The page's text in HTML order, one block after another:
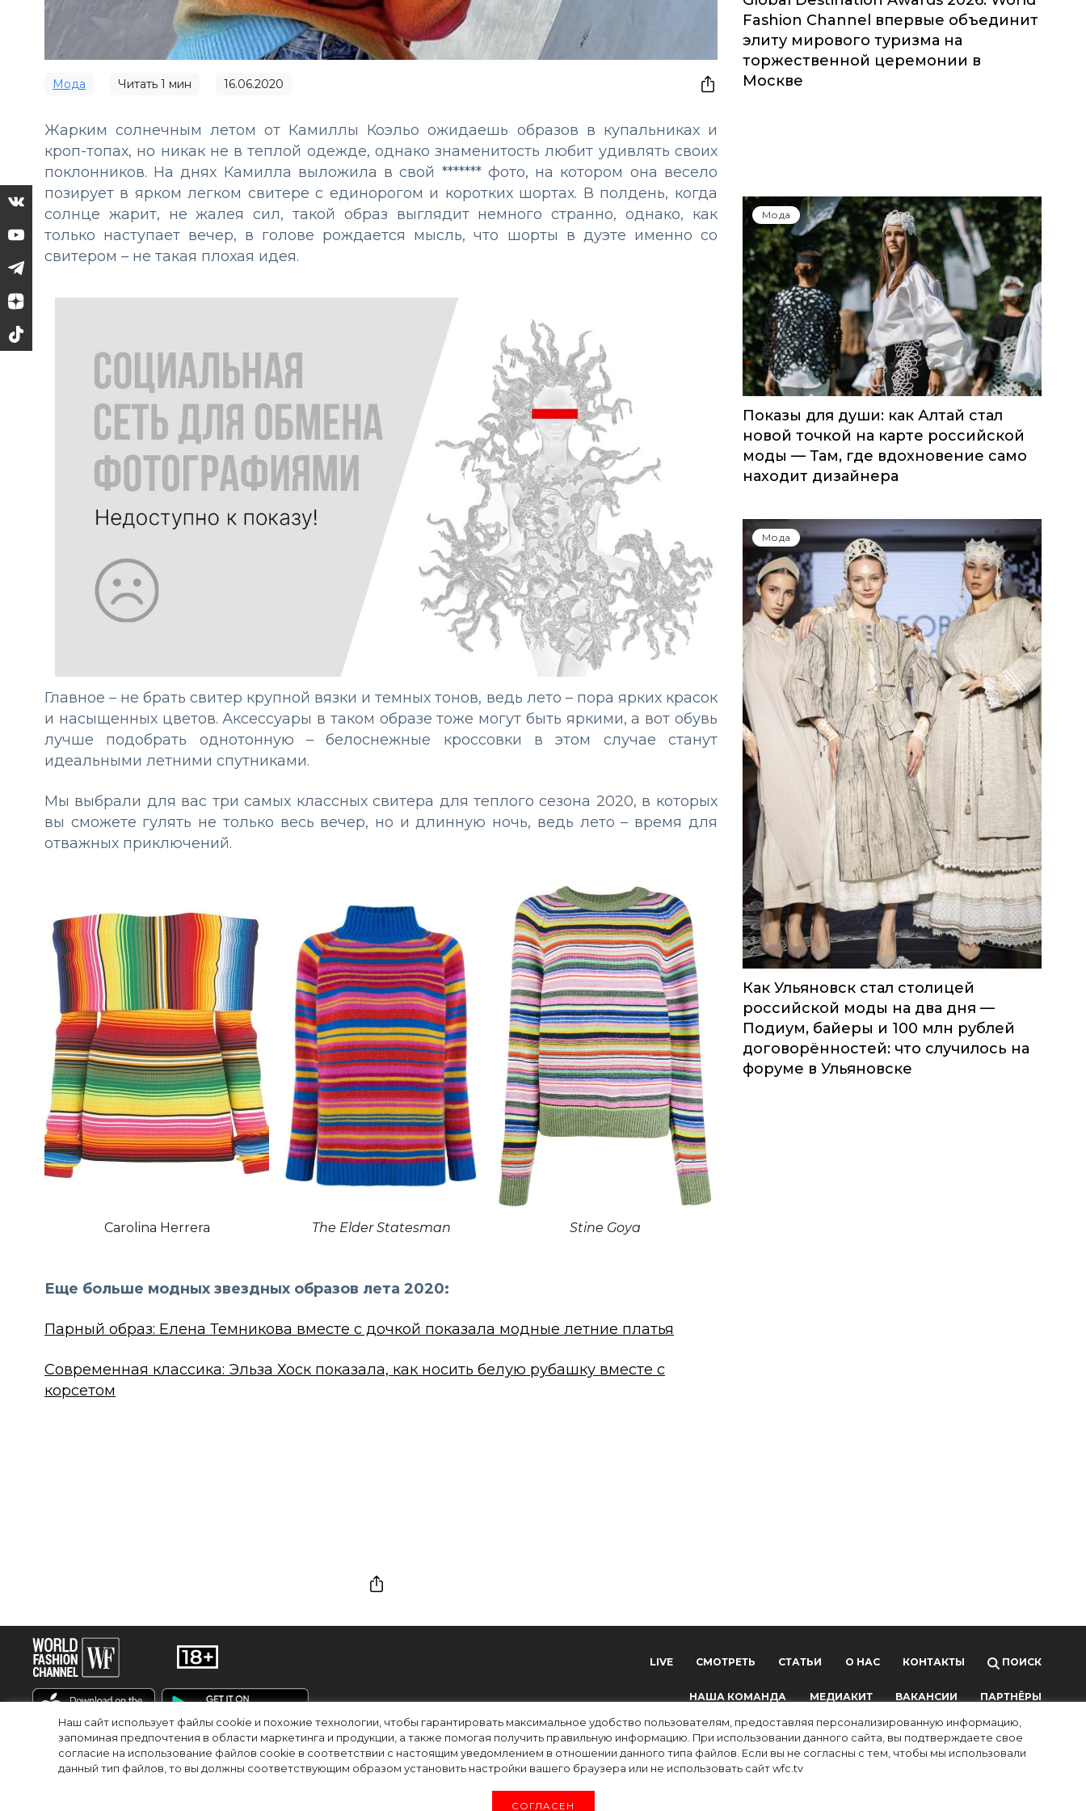
Наш сайт использует файлы cookie и похожие технологии, чтобы гарантировать максимальное удобство пользователям, предоставляя персонализированную информацию,
запоминая предпочтения в области маркетинга и продукции, а также помогая получить правильную информацию. При использовании данного сайта, вы подтверждаете свое
согласие на использование файлов cookie в соответствии с настоящим уведомлением в отношении данного типа файлов. Если вы не согласны с тем, чтобы мы использовали
данный тип файлов, то вы должны соответствующим образом установить настройки вашего браузера или не использовать сайт wfc.tv
СОГЛАСЕН
Мода Читать 1 мин 16.06.2020
Жарким солнечным летом от Камиллы Коэльо ожидаешь образов в купальниках и
кроп-топах, но никак не в теплой одежде, однако знаменитость любит удивлять своих
поклонников. На днях Камилла выложила в свой ******* фото, на котором она весело
позирует в ярком легком свитере с единорогом и коротких шортах. В полдень, когда
солнце жарит, не жалея сил, такой образ выглядит немного странно, однако, как
только наступает вечер, в голове рождается мысль, что шорты в дуэте именно со
свитером – не такая плохая идея.
Главное – не брать свитер крупной вязки и темных тонов, ведь лето – пора ярких красок
и насыщенных цветов. Аксессуары в таком образе тоже могут быть яркими, а вот обувь
лучше подобрать однотонную – белоснежные кроссовки в этом случае станут
идеальными летними спутниками.
Мы выбрали для вас три самых классных свитера для теплого сезона 2020, в которых
вы сможете гулять не только весь вечер, но и длинную ночь, ведь лето – время для
отважных приключений.
Carolina Herrera The Elder Statesman Stine Goya
Еще больше модных звездных образов лета 2020:
Парный образ: Елена Темникова вместе с дочкой показала модные летние платья
Современная классика: Эльза Хоск показала, как носить белую рубашку вместе с
корсетом
Fashion Channel впервые объединит
элиту мирового туризма на
торжественной церемонии в
Москве
Мода
Показы для души: как Алтай стал
новой точкой на карте российской
моды — Там, где вдохновение само
находит дизайнера
Мода
Как Ульяновск стал столицей
российской моды на два дня —
Подиум, байеры и 100 млн рублей
договорённостей: что случилось на
форуме в Ульяновске
LIVE СМОТРЕТЬ СТАТЬИ О НАС КОНТАКТЫ ПОИСК
НАША КОМАНДА МЕДИАКИТ ВАКАНСИИ ПАРТНЁРЫ
EN
© 2025Сетевое издание «World Fashion Channel» (доменное имя сайта: wfc.tv) зарегистрировано Федеральной службой по надзору в сфере связи, информационных технологий и массовых коммуникаций (Роскомнадзор),
регистрационный номер и дата принятия решения о регистрации: серия Эл № ФС 77-83223 от 12 мая 2022 г. Главный редактор Григорьев В.О. Адрес электронной почты редакции: